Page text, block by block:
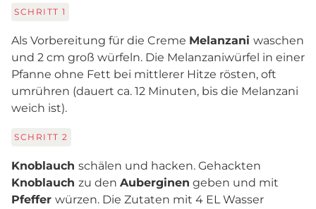
SCHRITT 1
Als Vorbereitung für die Creme Melanzani waschen
und 2 cm groß würfeln. Die Melanzaniwürfel in einer
Pfanne ohne Fett bei mittlerer Hitze rösten, oft
umrühren (dauert ca. 12 Minuten, bis die Melanzani
weich ist).
SCHRITT 2
Knoblauch schälen und hacken. Gehackten
Knoblauch zu den Auberginen geben und mit
Pfeffer würzen. Die Zutaten mit 4 EL Wasser